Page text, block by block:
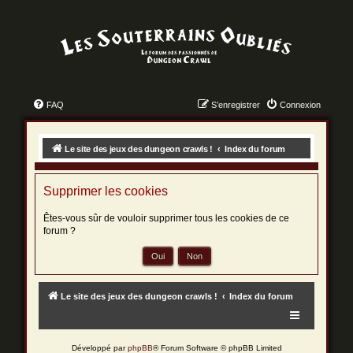
FAQ Connexion
S’enregistrer
Le site des jeux des dungeon crawls ! Index du forum
Supprimer les cookies
Êtes-vous sûr de vouloir supprimer tous les cookies de ce
forum ?
Le site des jeux des dungeon crawls ! Index du forum
Développé parphpBB® Forum Software © phpBB Limited